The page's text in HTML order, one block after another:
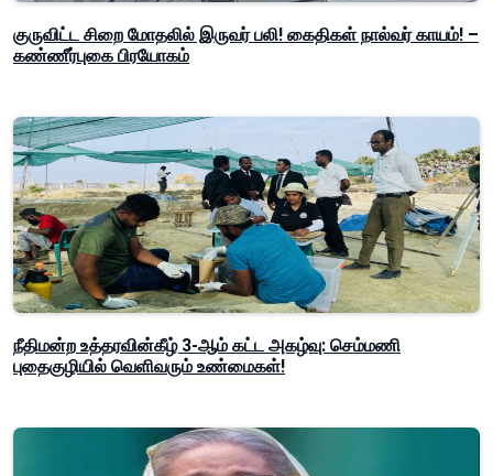
குருவிட்ட சிறை மோதலில் இருவர் பலி! கைதிகள் நால்வர் காயம்! –
கண்ணீர்புகை பிரயோகம்
நீதிமன்ற உத்தரவின்கீழ் 3-ஆம் கட்ட அகழ்வு: செம்மணி
புதைகுழியில் வெளிவரும் உண்மைகள்!